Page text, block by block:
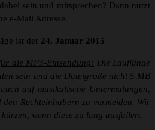
sein und mitsprechen? Dann nutzt
e-Mail Adresse.
ist der 24. Januar 2015
die MP3-Einsendung: Die Lauflänge
sein und die Dateigröße nicht 5 MB
auf musikalische Untermalungen,
Rechteinhabern zu vermeiden. Wir
wenn diese zu lang ausfallen.